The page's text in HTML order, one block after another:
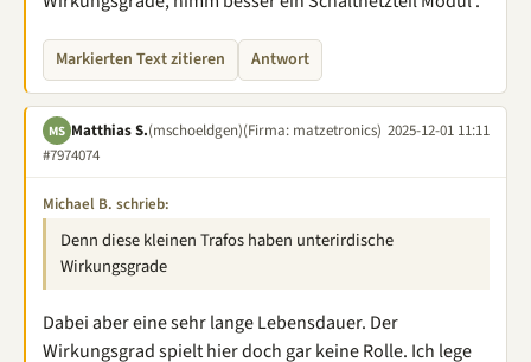
Markierten Text zitieren Antwort
MS Matthias S.(mschoeldgen)(Firma: matzetronics) 2025-12-01 11:11
#7974074
Michael B. schrieb:
Denn diese kleinen Trafos haben unterirdische
Wirkungsgrade
Dabei aber eine sehr lange Lebensdauer. Der
Wirkungsgrad spielt hier doch gar keine Rolle. Ich lege